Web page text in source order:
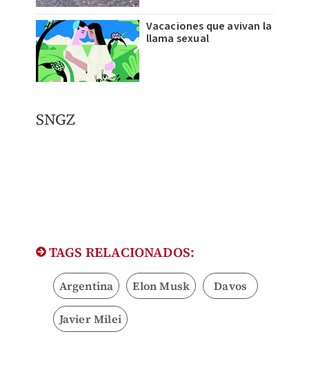
Vacaciones que avivan la
llama sexual
SNGZ
TAGS RELACIONADOS:
Argentina Elon Musk Davos
Javier Milei